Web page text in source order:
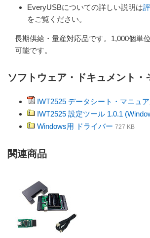
EveryUSBについての詳しい説明は
をご覧ください。
長期供給・量産対応品です。1,000個単
可能です。
ソフトウェア・ドキュメント・
IWT2525 データシート・マニュ
IWT2525 設定ツール 1.0.1
Windows用 ドライバー 727 KB
関連商品